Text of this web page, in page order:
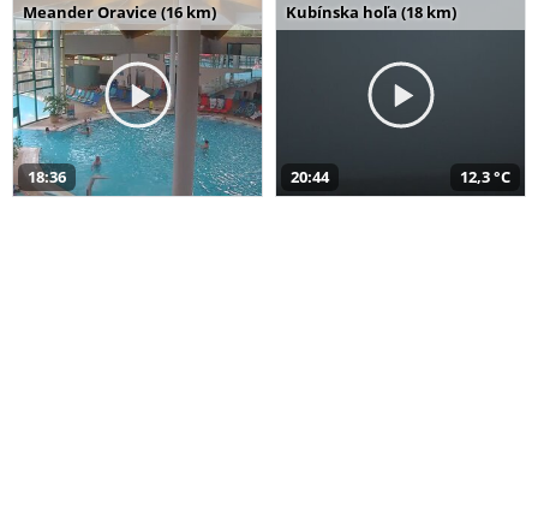
Meander Oravice (16 km)
18:36
Kubínska hoľa (18 km)
20:44 12,3 °C